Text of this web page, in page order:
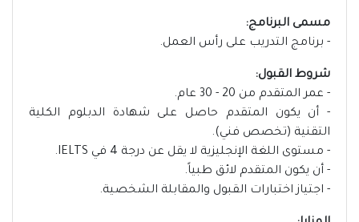
مسمى البرنامج:
- برنامج التدريب على رأس العمل.
شروط القبول:
- عمر المتقدم من 20 - 30 عام.
- أن يكون المتقدم حاصل على شهادة الدبلوم الكلية
التقنية (تخصص فني).
- مستوى اللغة الإنجليزية لا يقل عن درجة 4 في IELTS.
- أن يكون المتقدم لائق طبياً.
- اجتياز اختبارات القبول والمقابلة الشخصية.